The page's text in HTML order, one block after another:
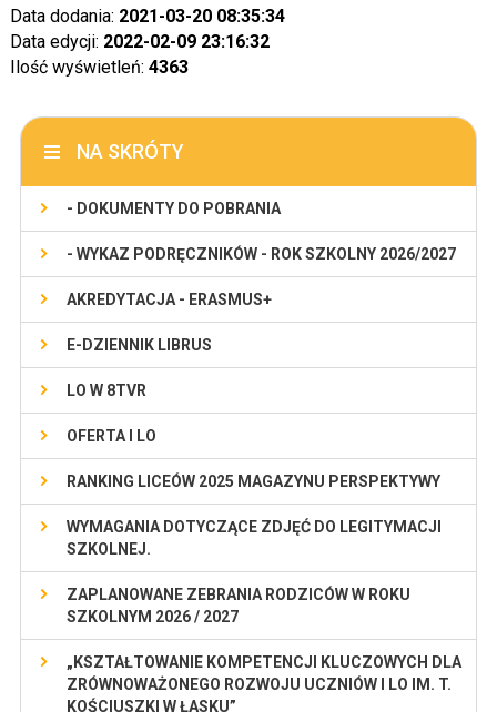
Data dodania: 2021-03-20 08:35:34
Data edycji: 2022-02-09 23:16:32
Ilość wyświetleń: 4363
NA SKRÓTY
- DOKUMENTY DO POBRANIA
- WYKAZ PODRĘCZNIKÓW - ROK SZKOLNY 2026/2027
AKREDYTACJA - ERASMUS+
E-DZIENNIK LIBRUS
LO W 8TVR
OFERTA I LO
RANKING LICEÓW 2025 MAGAZYNU PERSPEKTYWY
WYMAGANIA DOTYCZĄCE ZDJĘĆ DO LEGITYMACJI
SZKOLNEJ.
ZAPLANOWANE ZEBRANIA RODZICÓW W ROKU
SZKOLNYM 2026 / 2027
„KSZTAŁTOWANIE KOMPETENCJI KLUCZOWYCH DLA
ZRÓWNOWAŻONEGO ROZWOJU UCZNIÓW I LO IM. T.
KOŚCIUSZKI W ŁASKU”